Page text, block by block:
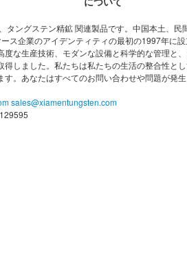
タングステン精鉱 関連製品です。中国本土、
ス企業のアイデンティティの最初の1997年に
な生産技術、モダンな設備と科学的な管理と
しました。私たちは私たちの生活の整合性と
。あなたはすべてのお問い合わせや問題が発生
sales@xiamentungsten.com